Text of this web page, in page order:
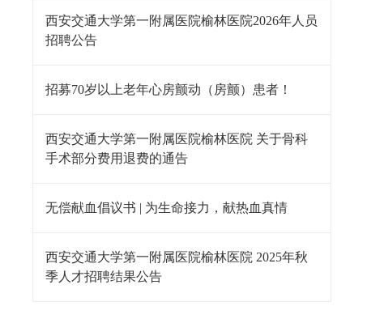
西安交通大学第一附属医院榆林医院2026年人员
招聘公告
招募70岁以上老年心房颤动（房颤）患者！
西安交通大学第一附属医院榆林医院 关于骨科
手术部分费用退费的通告
无偿献血倡议书 | 为生命接力，献热血真情
西安交通大学第一附属医院榆林医院 2025年秋
季人才招聘结果公告